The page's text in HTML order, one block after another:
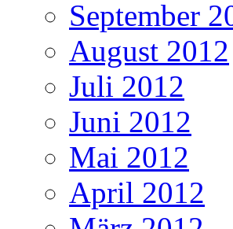
September
August 2012
Juli 2012
Juni 2012
Mai 2012
April 2012